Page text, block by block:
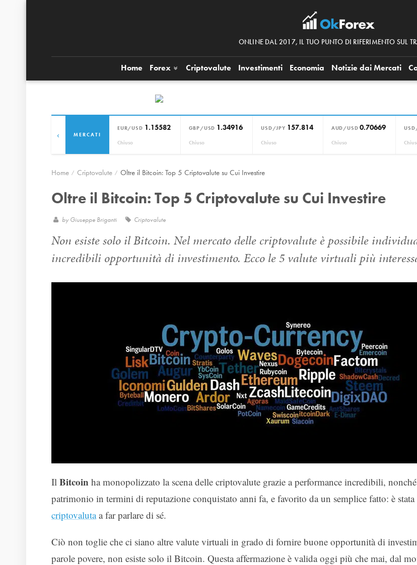
ONLINE DAL 2017, IL TUO PUNTO DI RIFERIMENTO SUL
Home Forex Criptovalute Investimenti Economia Notizie dai Mercati
MERCATI
EUR/USD 1.15582
Chiuso
GBP/USD 1.34916
Chiuso
USD/JPY 157.814
Chiuso
AUD/USD 0.70669
Chiuso
‹
Home Criptovalute Oltre il Bitcoin: Top 5 Criptovalute su Cui Investire
Oltre il Bitcoin: Top 5 Criptovalute su Cui Investire
by Giuseppe Briganti Criptovalute
Non esiste solo il Bitcoin. Nel mercato delle criptovalute è possibile
incredibili opportunità di investimento. Ecco le 5 valute virtuali più
Il Bitcoin ha monopolizzato la scena delle criptovalute grazie a performance incredibili,
patrimonio in termini di reputazione conquistato anni fa, e favorito da un semplice fatto: è
criptovalutaa far parlare di sé.
Ciò non toglie che ci siano altre valute virtuali in grado di fornire buone opportunità di
parole povere, non esiste solo il Bitcoin. Questa affermazione è valida oggi più che mai, dal